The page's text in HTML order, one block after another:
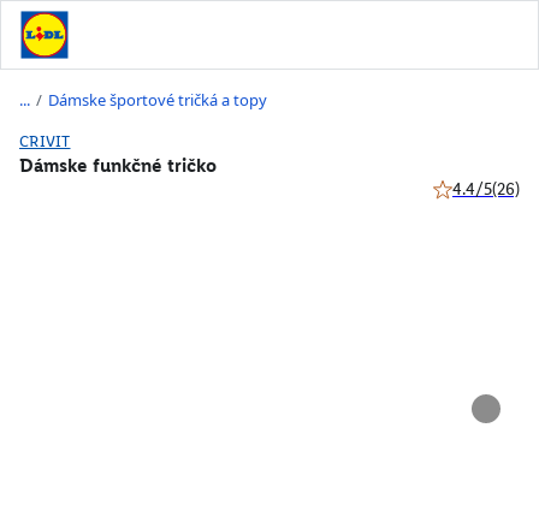
/ Dámske športové tričká a topy
CRIVIT
Dámske funkčné tričko
4.4/5(26)